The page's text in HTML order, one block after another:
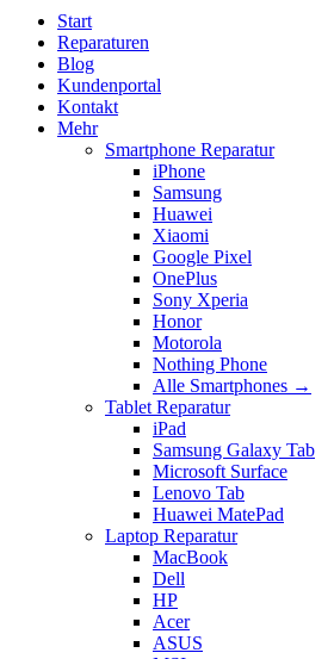
Start
Reparaturen
Blog
Kundenportal
Kontakt
Mehr
Smartphone Reparatur
iPhone
Samsung
Huawei
Xiaomi
Google Pixel
OnePlus
Sony Xperia
Honor
Motorola
Nothing Phone
Alle Smartphones →
Tablet Reparatur
iPad
Samsung Galaxy Tab
Microsoft Surface
Lenovo Tab
Huawei MatePad
Laptop Reparatur
MacBook
Dell
HP
Acer
ASUS